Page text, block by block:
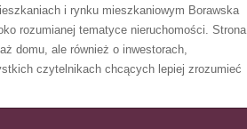
i rynku mieszkaniowym Borawska
rozumianej tematyce nieruchomości. Strona
domu, ale również o inwestorach,
czytelnikach chcących lepiej zrozumieć